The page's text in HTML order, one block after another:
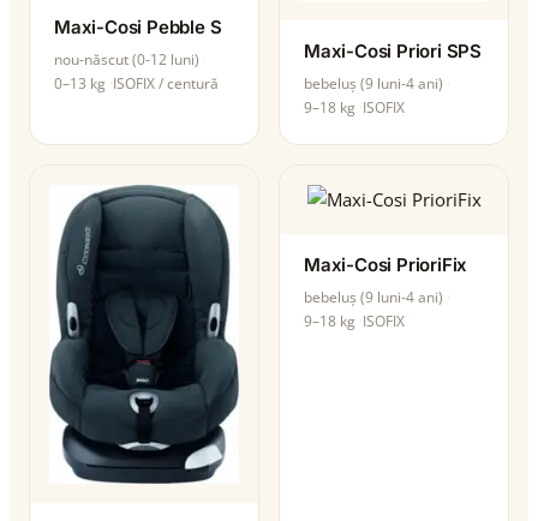
Maxi-Cosi Pebble S
nou-născut (0-12 luni)
0–13 kg ISOFIX / centură
Maxi-Cosi Priori SPS
bebeluș (9 luni-4 ani)
9–18 kg ISOFIX
Maxi-Cosi PrioriFix
bebeluș (9 luni-4 ani)
9–18 kg ISOFIX